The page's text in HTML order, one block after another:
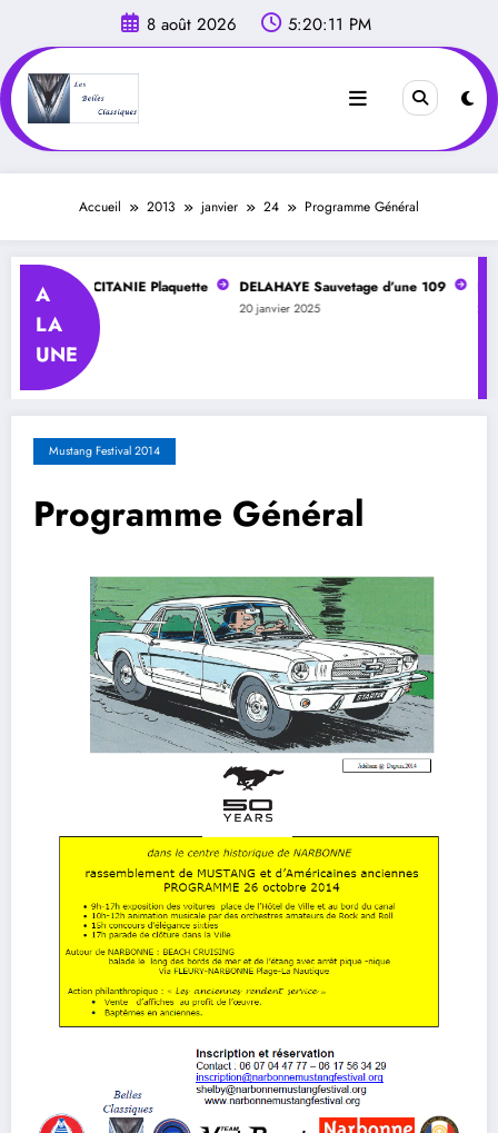
contenu
8 août 2026 5:20:12 PM
Accueil 2013 janvier 24 Programme Général
A
LA
UNE
OCCITANIE Plaquette DELAHAYE Sauvetage d’une 109
20 janvier 2025 20
Mustang Festival 2014
Programme Général